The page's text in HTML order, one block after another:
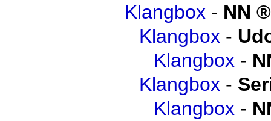
Klangbox - NN
Klangbox -
Klangbox -
Klangbox -
Klangbox -